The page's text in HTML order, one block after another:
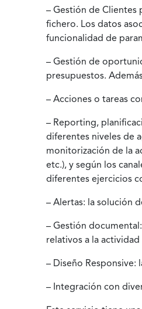
– Gestión de Clientes
fichero. Los datos
funcionalidad de
– Gestión de
presupuestos.
– Acciones o tareas
– Reporting,
diferentes niveles de
monitorización de la
etc.), y según los
diferentes ejercicios
– Alertas: la solución
– Gestión
relativos a la
– Diseño
– Integración con